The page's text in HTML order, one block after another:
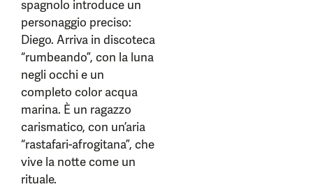
spagnolo introduce un
personaggio preciso:
Diego. Arriva in discoteca
“rumbeando”, con la luna
negli occhi e un
completo color acqua
marina. È un ragazzo
carismatico, con un’aria
“rastafari-afrogitana”, che
vive la notte come un
rituale.